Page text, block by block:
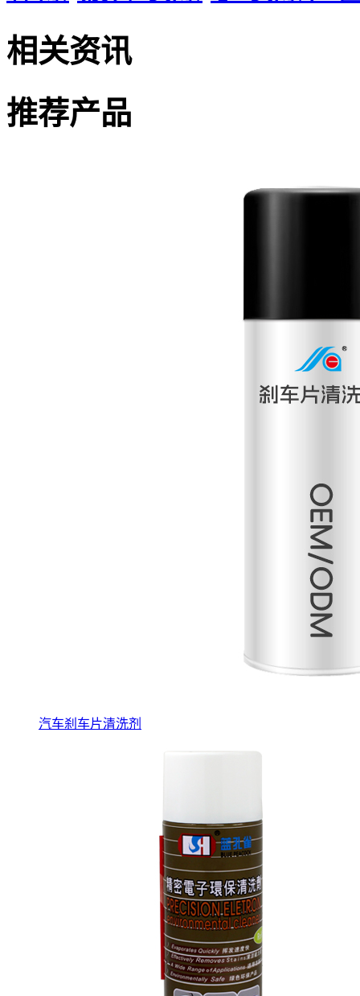
相关资讯
推荐产品
汽车刹车片清洗剂